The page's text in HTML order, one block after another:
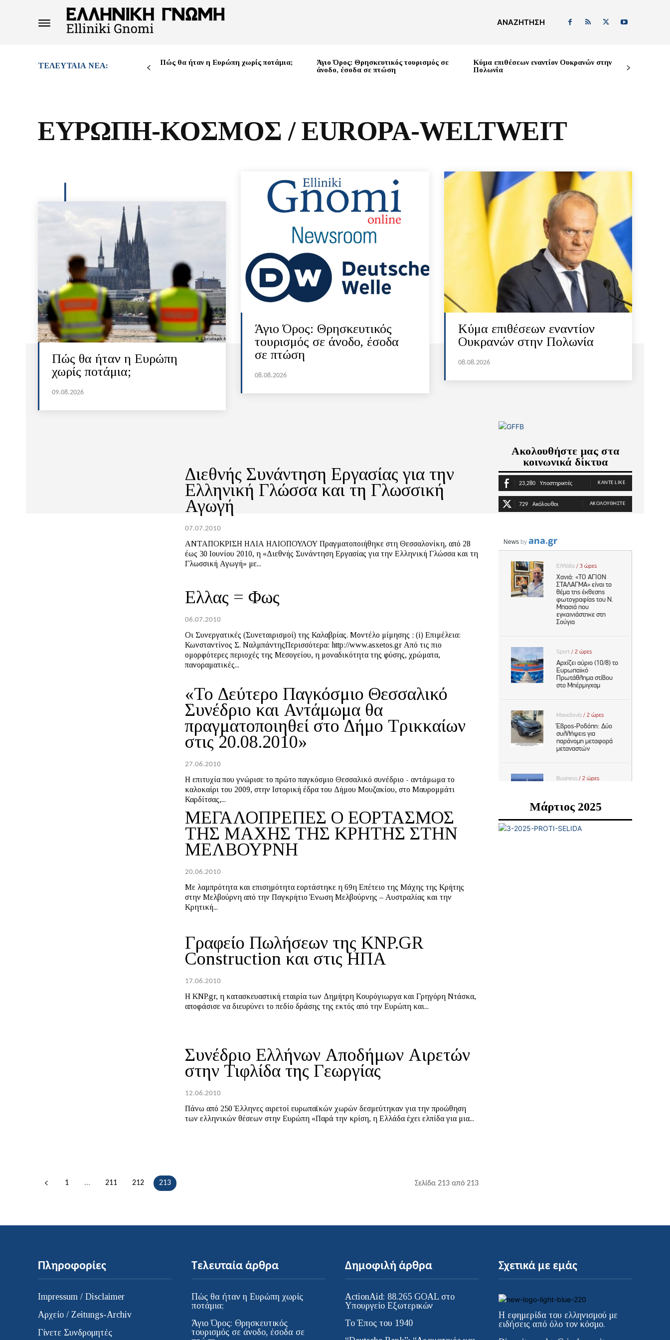
ΑΝΑΖΉΤΗΣΗ
ΤΕΛΕΥΤΑΊΑ ΝΈΑ: Πώς θα ήταν η Ευρώπη χωρίς ποτάμια;
Άγιο Όρος: Θρησκευτικός τουρισμός σε
άνοδο, έσοδα σε πτώση
Κύμα επιθέσεων εναντίον Ουκρανών στην
Πολωνία
ΕΥΡΩΠΗ-ΚΟΣΜΟΣ / EUROPA-WELTWEIT
Πώς θα ήταν η Ευρώπη
χωρίς ποτάμια;
09.08.2026
Άγιο Όρος: Θρησκευτικός
τουρισμός σε άνοδο, έσοδα
σε πτώση
08.08.2026
Κύμα επιθέσεων εναντίον
Ουκρανών στην Πολωνία
08.08.2026
Διεθνής Συνάντηση Εργασίας για την
Ελληνική Γλώσσα και τη Γλωσσική
Αγωγή
07.07.2010
ΑΝΤΑΠΟΚΡΙΣΗ ΗΛΙΑ ΗΛΙΟΠΟΥΛΟΥ Πραγματοποιήθηκε στη Θεσσαλονίκη, από 28
έως 30 Ιουνίου 2010, η «Διεθνής Συνάντηση Εργασίας για την Ελληνική Γλώσσα και τη
Γλωσσική Αγωγή» με...
Ελλας = Φως
06.07.2010
Οι Συνεργατικές (Συνεταιρισμοί) της Καλαβρίας. Μοντέλο μίμησης ; (i) Επιμέλεια:
Κωνσταντίνος Σ. ΝαλμπάντηςΠερισσότερα: http://www.asxetos.gr Από τις πιο
ομορφότερες περιοχές της Μεσογείου, η μοναδικότητα της φύσης, χρώματα,
πανοραματικές...
«Το Δεύτερο Παγκόσμιο Θεσσαλικό
Συνέδριο και Αντάμωμα θα
πραγματοποιηθεί στο Δήμο Τρικκαίων
στις 20.08.2010»
27.06.2010
Η επιτυχία που γνώρισε το πρώτο παγκόσμιο Θεσσαλικό συνέδριο - αντάμωμα το
καλοκαίρι του 2009, στην Ιστορική έδρα του Δήμου Μουζακίου, στο Μαυρομμάτι
Καρδίτσας,...
MEΓΑΛΟΠΡΕΠΕΣ Ο ΕΟΡΤΑΣΜΟΣ
ΤΗΣ ΜΑΧΗΣ ΤΗΣ ΚΡΗΤΗΣ ΣΤΗΝ
ΜΕΛΒΟΥΡΝΗ
20.06.2010
Με λαμπρότητα και επισημότητα εορτάστηκε η 69η Επέτειο της Μάχης της Κρήτης
στην Μελβούρνη από την Παγκρήτιο Ένωση Μελβούρνης – Αυστραλίας και την
Κρητική...
Γραφείο Πωλήσεων της ΚNP.GR
Construction και στις ΗΠΑ
17.06.2010
Η KNP.gr, η κατασκευαστική εταιρία των Δημήτρη Κουρόγιωργα και Γρηγόρη Ντάσκα,
αποφάσισε να διευρύνει το πεδίο δράσης της εκτός από την Ευρώπη και...
Συνέδριο Ελλήνων Αποδήμων Αιρετών
στην Τιφλίδα της Γεωργίας
12.06.2010
Πάνω από 250 Έλληνες αιρετοί ευρωπαϊκών χωρών δεσμεύτηκαν για την προώθηση
των ελληνικών θέσεων στην Ευρώπη «Παρά την κρίση, η Ελλάδα έχει ελπίδα για μια...
1 ... 211 212 213 Σελίδα 213 από 213
Ακολουθήστε μας στα
κοινωνικά δίκτυα
23,280 Υποστηρικτές ΚΆΝΤΕ LIKE
729 Ακόλουθοι ΑΚΟΛΟΥΘΉΣΤΕ
Μάρτιος 2025
Πληροφορίες
Impressum / Disclaimer
Αρχείο / Zeitungs-Archiv
Γίνετε Συνδρομητές
Τελευταία άρθρα
Πώς θα ήταν η Ευρώπη χωρίς
ποτάμια;
Άγιο Όρος: Θρησκευτικός
τουρισμός σε άνοδο, έσοδα σε
Δημοφιλή άρθρα
ActionAid: 88.265 GOAL στο
Υπουργείο Εξωτερικών
Το Έπος του 1940
Σχετικά με εμάς
Η εφημερίδα του ελληνισμού με
ειδήσεις από όλο τον κόσμο.